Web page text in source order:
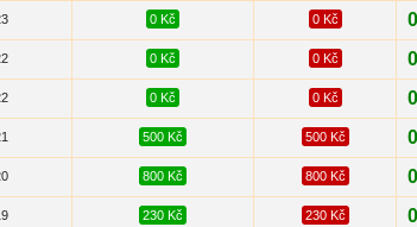
0 Kč 0 Kč
0 Kč 0 Kč
0 Kč 0 Kč
500 Kč 500 Kč
800 Kč 800 Kč
230 Kč 230 Kč